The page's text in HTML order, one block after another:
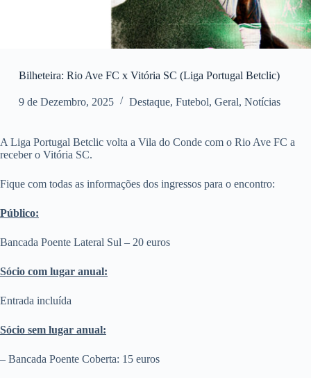
Bilheteira: Rio Ave FC x Vitória SC (Liga Portugal Betclic)
9 de Dezembro, 2025 Destaque, Futebol, Geral, Notícias
A Liga Portugal Betclic volta a Vila do Conde com o Rio Ave FC a
receber o Vitória SC.
Fique com todas as informações dos ingressos para o encontro:
Público:
Bancada Poente Lateral Sul – 20 euros
Sócio com lugar anual:
Entrada incluída
Sócio sem lugar anual:
– Bancada Poente Coberta: 15 euros